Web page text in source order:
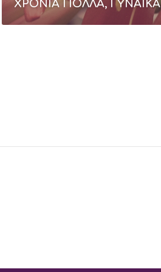
ΧΡΟΝΙΑ ΠΟΛΛΑ, ΓΥΝΑΙΚΑ